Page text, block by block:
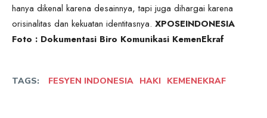
hanya dikenal karena desainnya, tapi juga dihargai karena
orisinalitas dan kekuatan identitasnya. XPOSEINDONESIA
Foto : Dokumentasi Biro Komunikasi KemenEkraf
TAGS: FESYEN INDONESIA HAKI KEMENEKRAF